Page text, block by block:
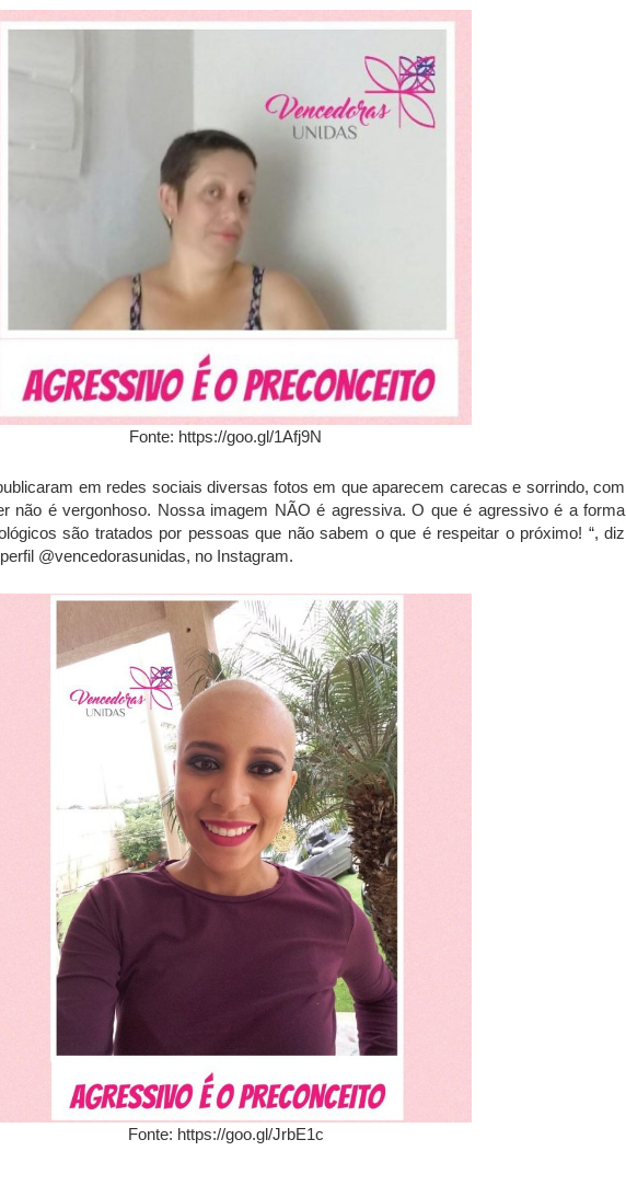
Fonte: https://goo.gl/1Afj9N
em redes sociais diversas fotos em que aparecem carecas e sorrindo, com
não é vergonhoso. Nossa imagem NÃO é agressiva. O que é agressivo é a forma
são tratados por pessoas que não sabem o que é respeitar o próximo! “, diz
@vencedorasunidas, no Instagram.
Fonte: https://goo.gl/JrbE1c